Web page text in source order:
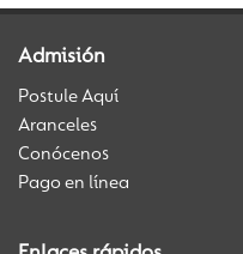
Admisión
Postule Aquí
Aranceles
Conócenos
Pago en línea